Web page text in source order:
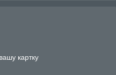
картку